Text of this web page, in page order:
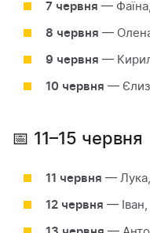
7 червня — Фаїна,
8 червня —
9 червня —
10 червня —
📅 11–15 червня
11 червня —
12 червня —